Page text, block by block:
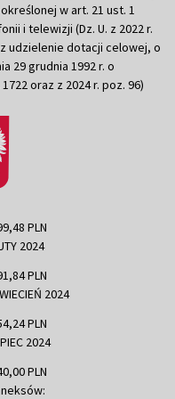
w art. 21 ust. 1
i telewizji (Dz. U. z 2022 r.
udzielenie dotacji celowej, o
29 grudnia 1992 r. o
oraz z 2024 r. poz. 96)
PLN
2024
PLN
2024
PLN
2024
PLN